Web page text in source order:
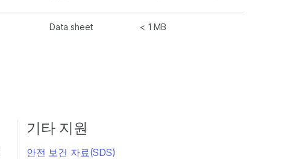
Data sheet < 1 MB
기타 지원
안전 보건 자료(SDS)